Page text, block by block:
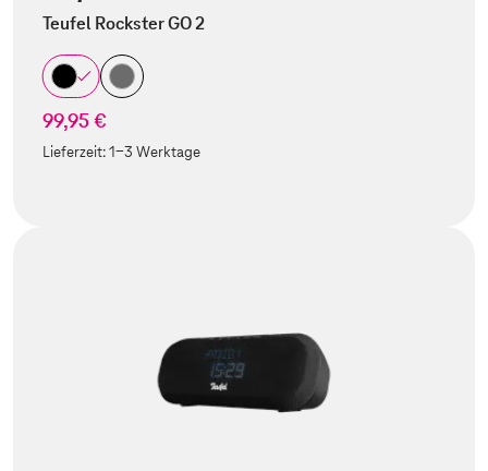
Teufel Rockster GO 2
99,95 €
Lieferzeit:1-3 Werktage